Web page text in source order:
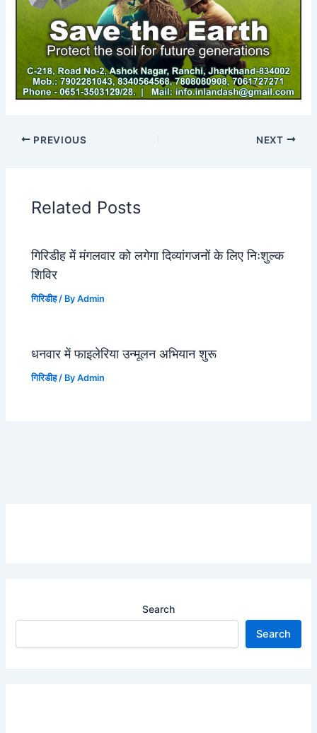
PREVIOUS NEXT
Related Posts
गिरिडीह में मंगलवार को लगेगा दिव्यांगजनों के लिए निःशुल्क
शिविर
गिरिडीह/ ByAdmin
धनवार में फाइलेरिया उन्मूलन अभियान शुरू
गिरिडीह/ ByAdmin
Search
Search